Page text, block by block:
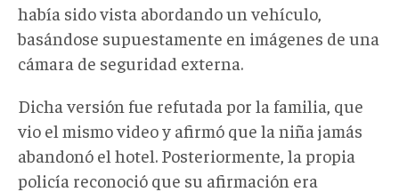
había sido vista abordando un vehículo,
basándose supuestamente en imágenes de una
cámara de seguridad externa.
Dicha versión fue refutada por la familia, que
vio el mismo video y afirmó que la niña jamás
abandonó el hotel. Posteriormente, la propia
policía reconoció que su afirmación era